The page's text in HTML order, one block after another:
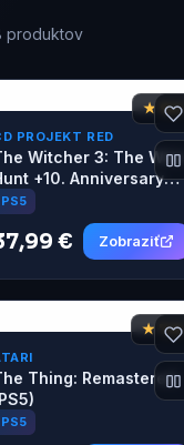
produktov
★ 9,2
PROJEKT RED
Witcher 3: The Wild
+10. Anniversary
Steelbook (PS5)
PS5
€ Zobraziť
★ 7,6
Thing: Remastered
PS5